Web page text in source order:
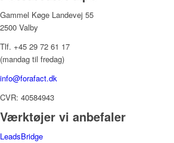
Gammel Køge Landevej 55
2500 Valby
Tlf. +45 29 72 61 17
(mandag til fredag)
info@forafact.dk
CVR: 40584943
Værktøjer vi anbefaler
LeadsBridge